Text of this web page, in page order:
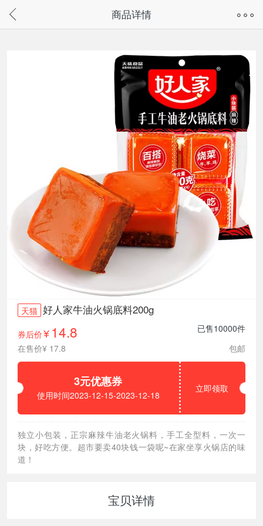
请通过微信或支付宝搜“奇兔客小程序”访问
商品详情
天猫 好人家牛油火锅底料200g
券后价¥ 14.8
已售10000件
在售价¥ 17.8
包邮
3元优惠券
使用时间2023-12-15-2023-12-18
立即领取
独立小包装，正宗麻辣牛油老火锅料，手工全型料，一次一
块，好吃方便。超市要卖40块钱一袋呢~在家坐享火锅店的味
道！
宝贝详情